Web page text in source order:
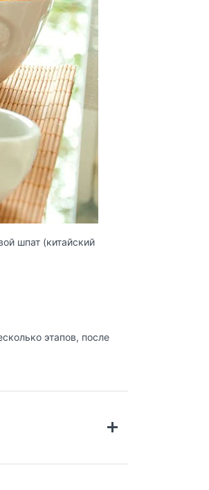
шпат (китайский
этапов, после